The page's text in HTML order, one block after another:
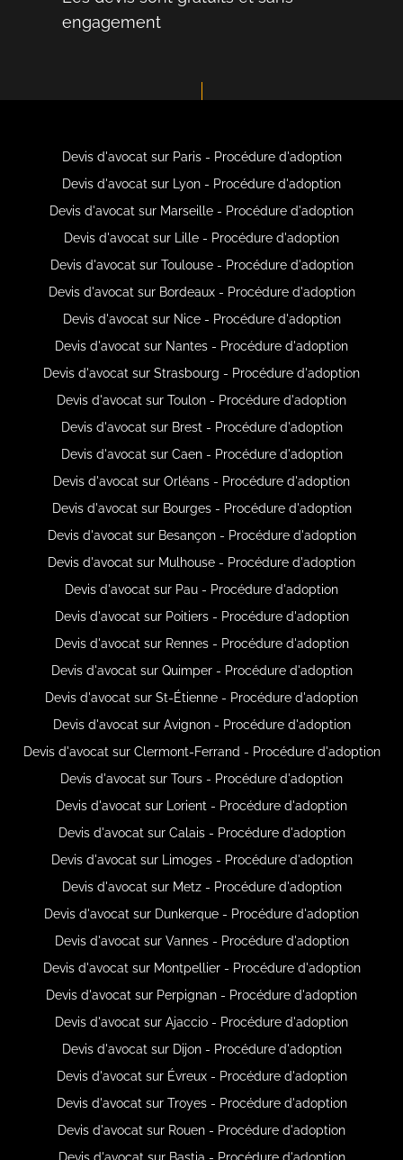
engagement
Devis d'avocat sur Paris - Procédure d'adoption
Devis d'avocat sur Lyon - Procédure d'adoption
Devis d'avocat sur Marseille - Procédure d'adoption
Devis d'avocat sur Lille - Procédure d'adoption
Devis d'avocat sur Toulouse - Procédure d'adoption
Devis d'avocat sur Bordeaux - Procédure d'adoption
Devis d'avocat sur Nice - Procédure d'adoption
Devis d'avocat sur Nantes - Procédure d'adoption
Devis d'avocat sur Strasbourg - Procédure d'adoption
Devis d'avocat sur Toulon - Procédure d'adoption
Devis d'avocat sur Brest - Procédure d'adoption
Devis d'avocat sur Caen - Procédure d'adoption
Devis d'avocat sur Orléans - Procédure d'adoption
Devis d'avocat sur Bourges - Procédure d'adoption
Devis d'avocat sur Besançon - Procédure d'adoption
Devis d'avocat sur Mulhouse - Procédure d'adoption
Devis d'avocat sur Pau - Procédure d'adoption
Devis d'avocat sur Poitiers - Procédure d'adoption
Devis d'avocat sur Rennes - Procédure d'adoption
Devis d'avocat sur Quimper - Procédure d'adoption
Devis d'avocat sur St-Étienne - Procédure d'adoption
Devis d'avocat sur Avignon - Procédure d'adoption
Devis d'avocat sur Clermont-Ferrand - Procédure d'adoption
Devis d'avocat sur Tours - Procédure d'adoption
Devis d'avocat sur Lorient - Procédure d'adoption
Devis d'avocat sur Calais - Procédure d'adoption
Devis d'avocat sur Limoges - Procédure d'adoption
Devis d'avocat sur Metz - Procédure d'adoption
Devis d'avocat sur Dunkerque - Procédure d'adoption
Devis d'avocat sur Vannes - Procédure d'adoption
Devis d'avocat sur Montpellier - Procédure d'adoption
Devis d'avocat sur Perpignan - Procédure d'adoption
Devis d'avocat sur Ajaccio - Procédure d'adoption
Devis d'avocat sur Dijon - Procédure d'adoption
Devis d'avocat sur Évreux - Procédure d'adoption
Devis d'avocat sur Troyes - Procédure d'adoption
Devis d'avocat sur Rouen - Procédure d'adoption